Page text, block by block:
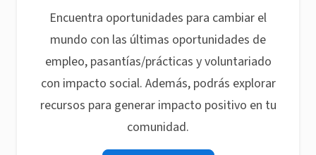
Encuentra oportunidades para cambiar el
mundo con las últimas oportunidades de
empleo, pasantías/prácticas y voluntariado
con impacto social. Además, podrás explorar
recursos para generar impacto positivo en tu
comunidad.